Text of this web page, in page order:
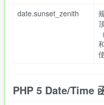
date.sunset_zenith
PHP 5 Date/Time